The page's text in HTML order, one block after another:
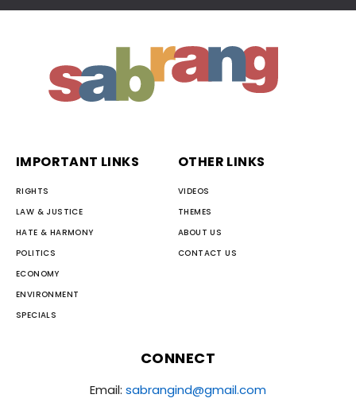
IMPORTANT LINKS
RIGHTS
LAW & JUSTICE
HATE & HARMONY
POLITICS
ECONOMY
ENVIRONMENT
SPECIALS
OTHER LINKS
VIDEOS
THEMES
ABOUT US
CONTACT US
CONNECT
Email: sabrangind@gmail.com